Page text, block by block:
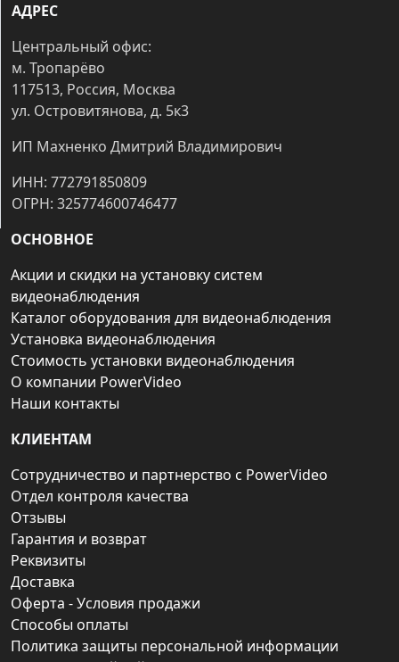
АДРЕС
Центральный офис:
м. Тропарёво
117513, Россия, Москва
ул. Островитянова, д. 5к3
ИП Махненко Дмитрий Владимирович
ИНН: 772791850809
ОГРН: 325774600746477
ОСНОВНОЕ
Акции и скидки на установку систем
видеонаблюдения
Каталог оборудования для видеонаблюдения
Установка видеонаблюдения
Стоимость установки видеонаблюдения
О компании PowerVideo
Наши контакты
КЛИЕНТАМ
Сотрудничество и партнерство с PowerVideo
Отдел контроля качества
Отзывы
Гарантия и возврат
Реквизиты
Доставка
Оферта - Условия продажи
Способы оплаты
Политика защиты персональной информации